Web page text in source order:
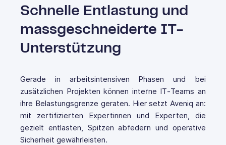
Schnelle Entlastung und
massgeschneiderte IT-
Unterstützung
Gerade in arbeitsintensiven Phasen und bei
zusätzlichen Projekten können interne IT‑Teams an
ihre Belastungsgrenze geraten. Hier setzt Aveniq an:
mit zertifizierten Expertinnen und Experten, die
gezielt entlasten, Spitzen abfedern und operative
Sicherheit gewährleisten.